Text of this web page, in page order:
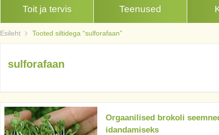
Toit ja tervis Teenused
Esileht Tooted siltidega “sulforafaan”
sulforafaan
Orgaanilised brokoli
idandamiseks